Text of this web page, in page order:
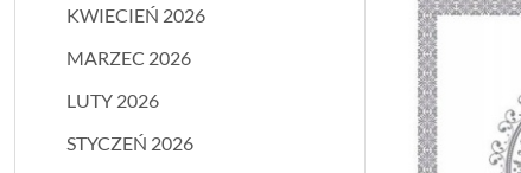
KWIECIEŃ 2026
MARZEC 2026
LUTY 2026
STYCZEŃ 2026